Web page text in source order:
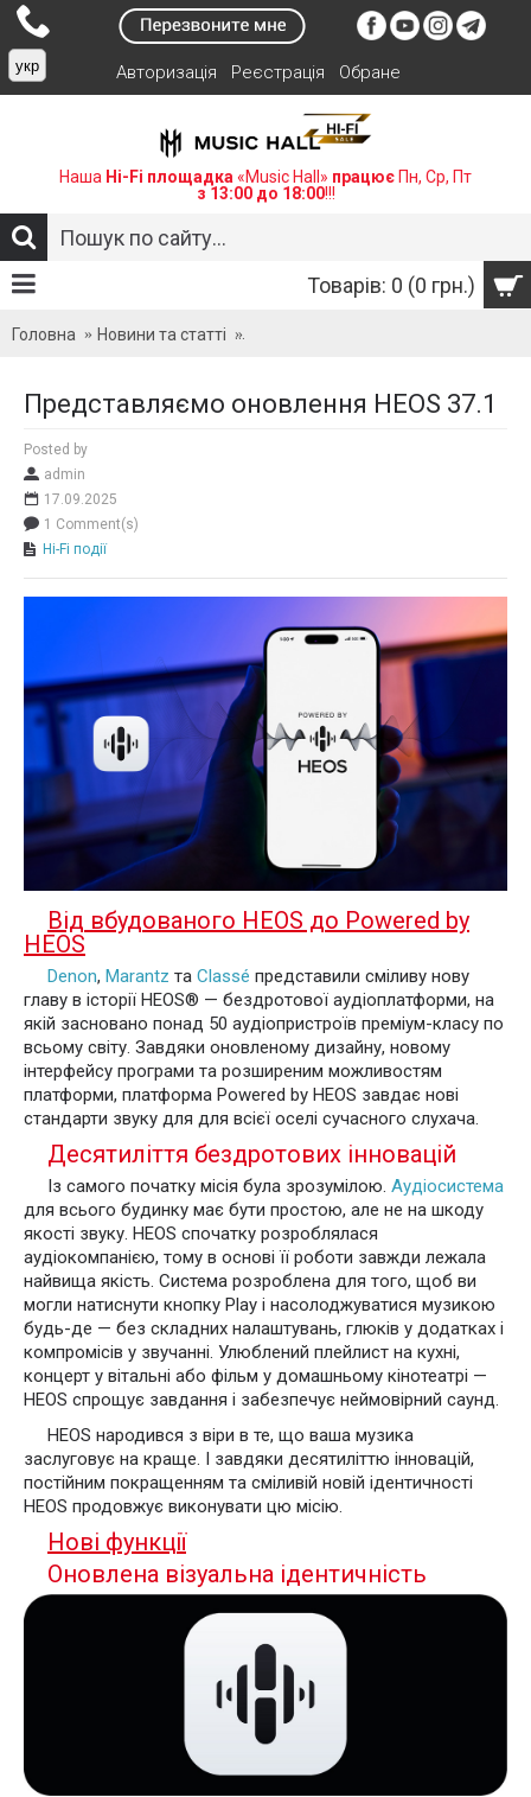
Авторизація Реєстрація Обране
укр
Наша Hi-Fi площадка «Music Hall» працює Пн, Ср, Пт
з 13:00 до 18:00!!!
Товарів: 0 (0 грн.)
Головна Новини та статті
Представляємо оновлення HEOS 37.1
Posted by
admin
17.09.2025
1 Comment(s)
Hi-Fi події
Від вбудованого HEOS до Powered by
HEOS
Denon, Marantz та Classé представили сміливу нову
главу в історії HEOS® — бездротової аудіоплатформи, на
якій засновано понад 50 аудіопристроїв преміум-класу по
всьому світу. Завдяки оновленому дизайну, новому
інтерфейсу програми та розширеним можливостям
платформи, платформа Powered by HEOS завдає нові
стандарти звуку для для всієї оселі сучасного слухача.
Десятиліття бездротових інновацій
Із самого початку місія була зрозумілою. Аудіосистема
для всього будинку має бути простою, але не на шкоду
якості звуку. HEOS спочатку розроблялася
аудіокомпанією, тому в основі її роботи завжди лежала
найвища якість. Система розроблена для того, щоб ви
могли натиснути кнопку Play і насолоджуватися музикою
будь-де — без складних налаштувань, глюків у додатках і
компромісів у звучанні. Улюблений плейлист на кухні,
концерт у вітальні або фільм у домашньому кінотеатрі —
HEOS спрощує завдання і забезпечує неймовірний саунд.
HEOS народився з віри в те, що ваша музика
заслуговує на краще. І завдяки десятиліттю інновацій,
постійним покращенням та сміливій новій ідентичності
HEOS продовжує виконувати цю місію.
Нові функції
Оновлена візуальна ідентичність